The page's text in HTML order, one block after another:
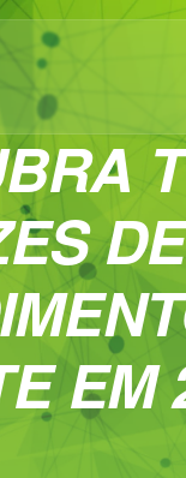
EM